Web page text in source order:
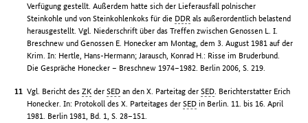
Verfügung gestellt. Außerdem hatte sich der Lieferausfall polnischer
Steinkohle und von Steinkohlenkoks für die DDR als außerordentlich belastend
herausgestellt. Vgl. Niederschrift über das Treffen zwischen Genossen L. I.
Breschnew und Genossen E. Honecker am Montag, dem 3. August 1981 auf der
Krim. In: Hertle, Hans-Hermann; Jarausch, Konrad H.: Risse im Bruderbund.
Die Gespräche Honecker – Breschnew 1974–1982. Berlin 2006, S. 219.
Vgl. Bericht desZK derSED an den X. Parteitag derSED. Berichterstatter Erich
Honecker. In: Protokoll des X. Parteitages derSED in Berlin. 11. bis 16. April
1981. Berlin 1981, Bd. 1, S. 28–151.